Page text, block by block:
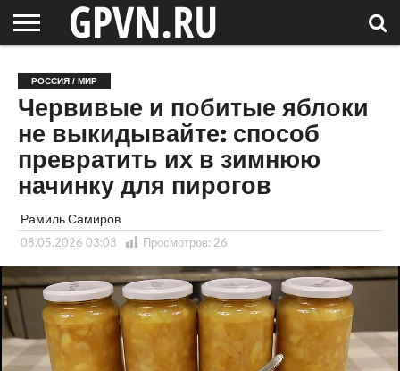
ОБЛАСТЬ
НОВОСТИ
СОСЕДЕЙ
РОССИЯ
/ МИР
СПЕЦПРОЕКТЫ
БЛОГ
СТАТЬИ
ФОТОРЕПОРТАЖИ
ИНТЕРВЬЮ
ОБЪЕКТЫ
ПОДБОРКИ
РОССИЯ / МИР
Червивые и побитые яблоки
не выкидывайте: способ
превратить их в зимнюю
начинку для пирогов
Рамиль Самиров
08.05.2026 03:03 Просмотров: 26